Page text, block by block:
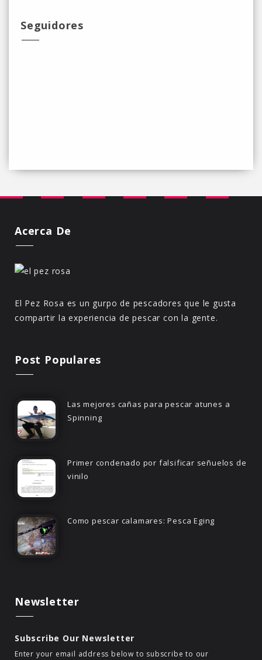
Seguidores
Acerca De
El Pez Rosa es un gurpo de pescadores que le gusta
compartir la experiencia de pescar con la gente.
Post Populares
Las mejores cañas para pescar atunes a
Spinning
Primer condenado por falsificar señuelos de
vinilo
Como pescar calamares: Pesca Eging
Newsletter
Subscribe Our Newsletter
Enter your email address below to subscribe to our